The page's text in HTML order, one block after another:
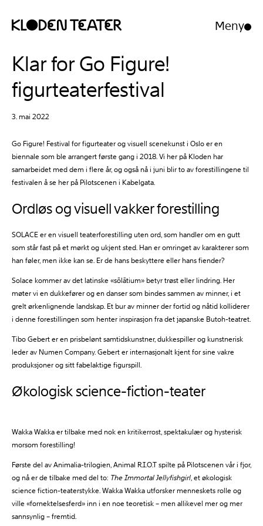
Hopp
innhold
Hopp
navigasjon
Meny
Åpne/
Klar for Go Figure!
figurteaterfestival
3. mai 2022
Go Figure! Festival for figurteater og visuell scenekunst i Oslo er en
biennale som ble arrangert første gang i 2018. Vi her på Kloden har
samarbeidet med dem i flere år, og også nå i juni blir to av forestillingene til
festivalen å se her på Pilotscenen i Kabelgata.
Ordløs og visuell vakker forestilling
SOLACE er en visuell teaterforestilling uten ord, som handler om en gutt
som står fast på et mørkt og ukjent sted. Han er omringet av karakterer som
han føler, men ikke kan se. Er de hans beskyttere eller hans fiender?
Solace kommer av det latinske «sōlātium» betyr trøst eller lindring. Her
møter vi en dukkefører og en danser som bindes sammen av minner, i et
grelt ørkenlignende landskap. Et bur av minner der fortid og nåtid kolliderer
i denne forestillingen som henter inspirasjon fra det japanske Butoh-teatret.
Tibo Gebert er en prisbelønt samtidskunstner, dukkespiller og kunstnerisk
leder av Numen Company. Gebert er internasjonalt kjent for sine vakre
produksjoner og sitt fabelaktige figurspill.
Økologisk science-fiction-teater
Wakka Wakka er tilbake med nok en kritikerrost, spektakulær og hysterisk
morsom forestilling!
Første del av Animalia-trilogien, Animal R.I.O.T spilte på Pilotscenen vår i fjor,
og nå er de tilbake med del to: The Immortal Jellyfishgirl, et økologisk
science fiction-teaterstykke. Wakka Wakka utforsker menneskets rolle og
ville «fornektelsesferd» inn i en noe teoretisk – men allikevel mer og mer
sannsynlig – fremtid.